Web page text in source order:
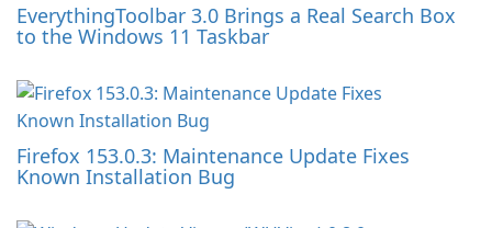
EverythingToolbar 3.0 Brings a Real Search Box
to the Windows 11 Taskbar
Firefox 153.0.3: Maintenance Update Fixes
Known Installation Bug